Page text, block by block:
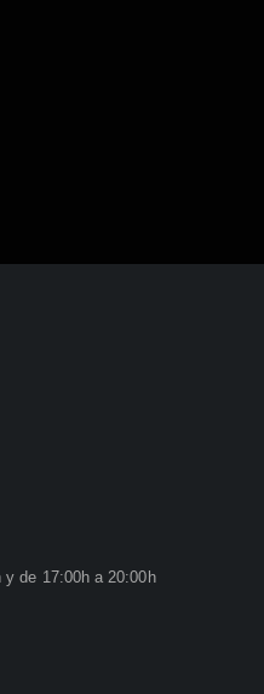
y de 17:00h a 20:00h